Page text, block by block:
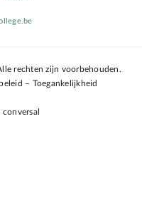
rechten zijn voorbehouden.
– Toegankelijkheid
conversal